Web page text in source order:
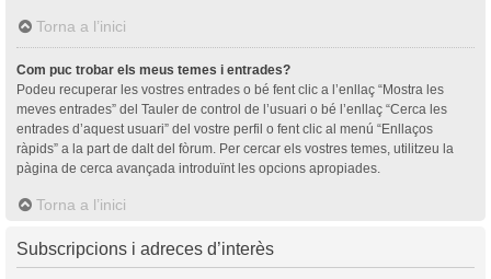
Torna a l’inici
Com puc trobar els meus temes i entrades?
Podeu recuperar les vostres entrades o bé fent clic a l’enllaç “Mostra les
meves entrades” del Tauler de control de l’usuari o bé l’enllaç “Cerca les
entrades d’aquest usuari” del vostre perfil o fent clic al menú “Enllaços
ràpids” a la part de dalt del fòrum. Per cercar els vostres temes, utilitzeu la
pàgina de cerca avançada introduïnt les opcions apropiades.
Torna a l’inici
Subscripcions i adreces d’interès